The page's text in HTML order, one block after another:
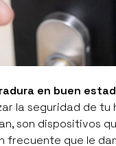
en buen
la seguridad de tu
son dispositivos
frecuente que le